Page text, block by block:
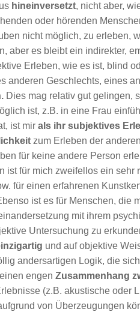
hineinversetzt, nicht aber,
oder hörenden
nicht möglich, zu
aber es bleibt ein indirekter,
Erleben, wie es ist, blind
anderen Geschlechts, eines
Dies mag relativ gut gelingen,
ist, z.B. in eine Frau
ist mir als ihr subjektives
zum Erleben der
für keine andere Person
ist für mich zweifellos ein sehr
für einen erfahrenen
ist es für Menschen,
mit ihrem
Untersuchung zu
und auf objektive
andersartigen Logik, die
engen Zusammenhang
(z.B. akustische
von Überzeugungen